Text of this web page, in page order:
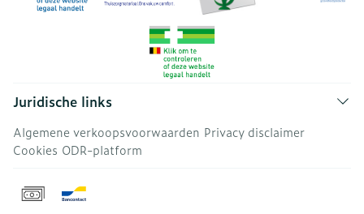
Juridische links
Algemene verkoopsvoorwaarden Privacy disclaimer
Cookies ODR-platform